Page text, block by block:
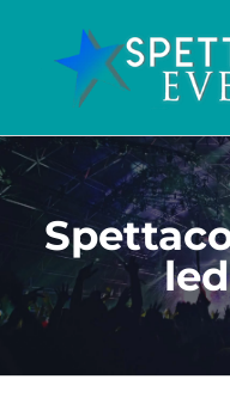
contenuto